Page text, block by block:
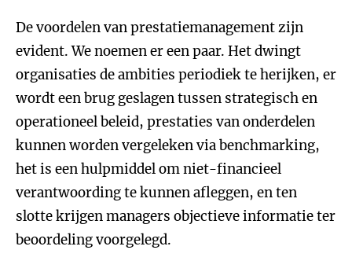
De voordelen van prestatiemanagement zijn
evident. We noemen er een paar. Het dwingt
organisaties de ambities periodiek te herijken, er
wordt een brug geslagen tussen strategisch en
operationeel beleid, prestaties van onderdelen
kunnen worden vergeleken via benchmarking,
het is een hulpmiddel om niet-financieel
verantwoording te kunnen afleggen, en ten
slotte krijgen managers objectieve informatie ter
beoordeling voorgelegd.